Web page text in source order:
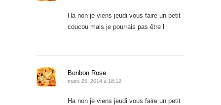
Ha non je viens jeudi vous faire un petit
coucou mais je pourrais pas être l
Bonbon Rose
mars 25, 2014 à 18:12
Ha non je viens jeudi vous faire un petit